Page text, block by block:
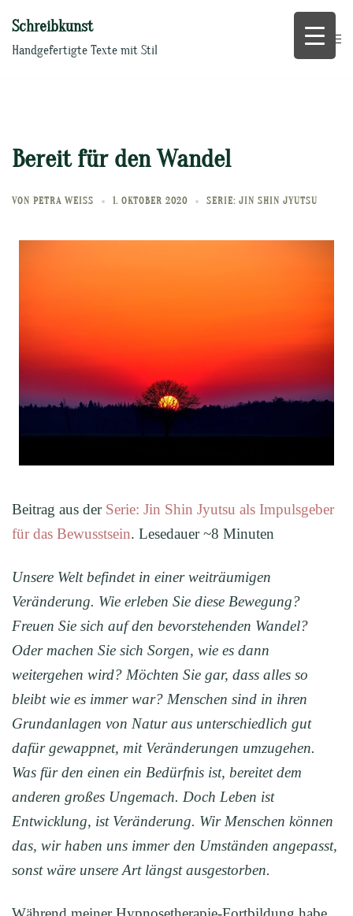
Inhalt
springen
Schreibkunst
Handgefertigte Texte mit Stil
Bereit für den Wandel
VON PETRA WEISS 1. OKTOBER 2020 SERIE: JIN SHIN JYUTSU
Beitrag aus der Serie: Jin Shin Jyutsu als Impulsgeber
für das Bewusstsein. Lesedauer ~8 Minuten
Unsere Welt befindet in einer weiträumigen
Veränderung. Wie erleben Sie diese Bewegung?
Freuen Sie sich auf den bevorstehenden Wandel?
Oder machen Sie sich Sorgen, wie es dann
weitergehen wird? Möchten Sie gar, dass alles so
bleibt wie es immer war? Menschen sind in ihren
Grundanlagen von Natur aus unterschiedlich gut
dafür gewappnet, mit Veränderungen umzugehen.
Was für den einen ein Bedürfnis ist, bereitet dem
anderen großes Ungemach. Doch Leben ist
Entwicklung, ist Veränderung. Wir Menschen können
das, wir haben uns immer den Umständen angepasst,
sonst wäre unsere Art längst ausgestorben.